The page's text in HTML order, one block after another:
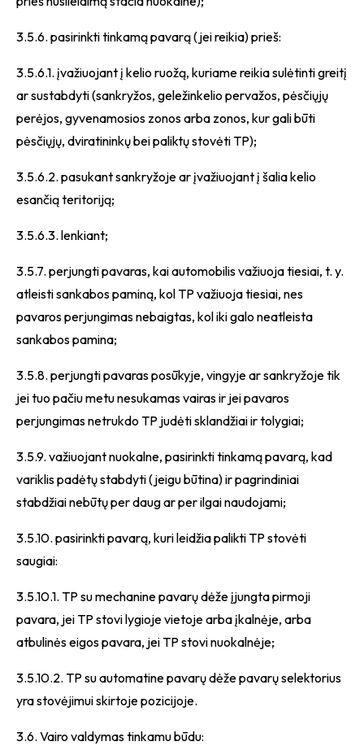
3.5.6. pasirinkti tinkamą pavarą (jei reikia) prieš:
3.5.6.1. įvažiuojant į kelio ruožą, kuriame reikia sulėtinti greitį
ar sustabdyti (sankryžos, geležinkelio pervažos, pėsčiųjų
perėjos, gyvenamosios zonos arba zonos, kur gali būti
pėsčiųjų, dviratininkų bei paliktų stovėti TP);
3.5.6.2. pasukant sankryžoje ar įvažiuojant į šalia kelio
esančią teritoriją;
3.5.6.3. lenkiant;
3.5.7. perjungti pavaras, kai automobilis važiuoja tiesiai, t. y.
atleisti sankabos paminą, kol TP važiuoja tiesiai, nes
pavaros perjungimas nebaigtas, kol iki galo neatleista
sankabos pamina;
3.5.8. perjungti pavaras posūkyje, vingyje ar sankryžoje tik
jei tuo pačiu metu nesukamas vairas ir jei pavaros
perjungimas netrukdo TP judėti sklandžiai ir tolygiai;
3.5.9. važiuojant nuokalne, pasirinkti tinkamą pavarą, kad
variklis padėtų stabdyti (jeigu būtina) ir pagrindiniai
stabdžiai nebūtų per daug ar per ilgai naudojami;
3.5.10. pasirinkti pavarą, kuri leidžia palikti TP stovėti
saugiai:
3.5.10.1. TP su mechanine pavarų dėže įjungta pirmoji
pavara, jei TP stovi lygioje vietoje arba įkalnėje, arba
atbulinės eigos pavara, jei TP stovi nuokalnėje;
3.5.10.2. TP su automatine pavarų dėže pavarų selektorius
yra stovėjimui skirtoje pozicijoje.
3.6. Vairo valdymas tinkamu būdu: